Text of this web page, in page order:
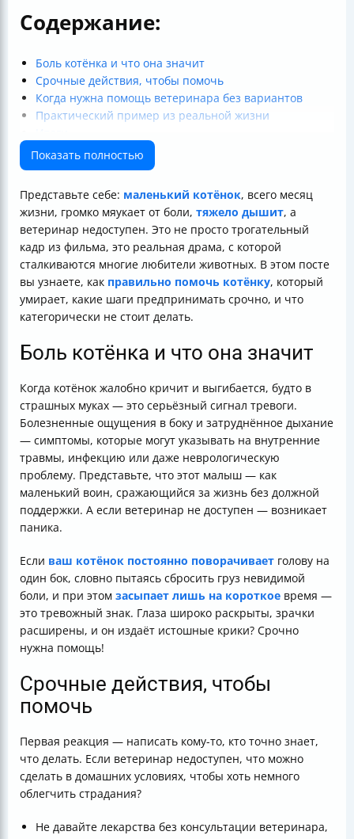
Содержание:
Боль котёнка и что она значит
Срочные действия, чтобы помочь
Когда нужна помощь ветеринара без вариантов
Практический пример из реальной жизни
Показать полностью
Представьте себе: маленький котёнок, всего месяц
жизни, громко мяукает от боли, тяжело дышит, а
ветеринар недоступен. Это не просто трогательный
кадр из фильма, это реальная драма, с которой
сталкиваются многие любители животных. В этом посте
вы узнаете, как правильно помочь котёнку, который
умирает, какие шаги предпринимать срочно, и что
категорически не стоит делать.
Боль котёнка и что она значит
Когда котёнок жалобно кричит и выгибается, будто в
страшных муках — это серьёзный сигнал тревоги.
Болезненные ощущения в боку и затруднённое дыхание
— симптомы, которые могут указывать на внутренние
травмы, инфекцию или даже неврологическую
проблему. Представьте, что этот малыш — как
маленький воин, сражающийся за жизнь без должной
поддержки. А если ветеринар не доступен — возникает
паника.
Если ваш котёнок постоянно поворачивает голову на
один бок, словно пытаясь сбросить груз невидимой
боли, и при этом засыпает лишь на короткое время —
это тревожный знак. Глаза широко раскрыты, зрачки
расширены, и он издаёт истошные крики? Срочно
нужна помощь!
Срочные действия, чтобы
помочь
Первая реакция — написать кому-то, кто точно знает,
что делать. Если ветеринар недоступен, что можно
сделать в домашних условиях, чтобы хоть немного
облегчить страдания?
Не давайте лекарства без консультации ветеринара,